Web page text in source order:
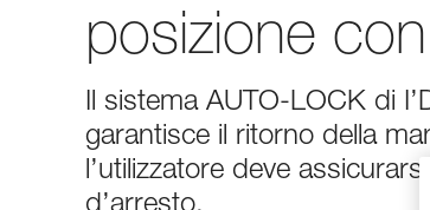
posizione
Il sistema AUTO-LOCK di
garantisce il ritorno della
l’utilizzatore deve